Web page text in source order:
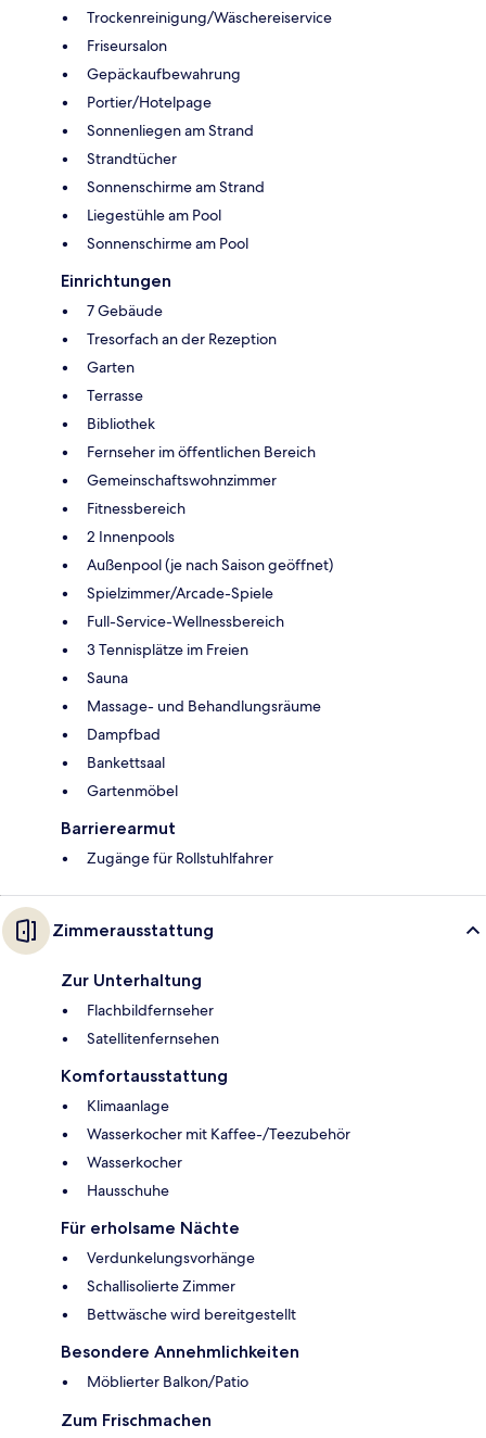
Trockenreinigung/Wäschereiservice
Friseursalon
Gepäckaufbewahrung
Portier/Hotelpage
Sonnenliegen am Strand
Strandtücher
Sonnenschirme am Strand
Liegestühle am Pool
Sonnenschirme am Pool
Einrichtungen
7 Gebäude
Tresorfach an der Rezeption
Garten
Terrasse
Bibliothek
Fernseher im öffentlichen Bereich
Gemeinschaftswohnzimmer
Fitnessbereich
2 Innenpools
Außenpool (je nach Saison geöffnet)
Spielzimmer/Arcade-Spiele
Full-Service-Wellnessbereich
3 Tennisplätze im Freien
Sauna
Massage- und Behandlungsräume
Dampfbad
Bankettsaal
Gartenmöbel
Barrierearmut
Zugänge für Rollstuhlfahrer
Zimmerausstattung
Zur Unterhaltung
Flachbildfernseher
Satellitenfernsehen
Komfortausstattung
Klimaanlage
Wasserkocher mit Kaffee-/Teezubehör
Wasserkocher
Hausschuhe
Für erholsame Nächte
Verdunkelungsvorhänge
Schallisolierte Zimmer
Bettwäsche wird bereitgestellt
Besondere Annehmlichkeiten
Möblierter Balkon/Patio
Zum Frischmachen